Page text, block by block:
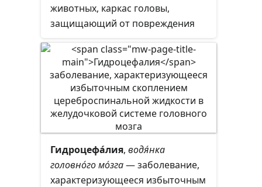
животных, каркас головы,
защищающий от повреждения
служащий местом прикрепления
её мягких тканей. Он
поддерживает структуры лица и
создает защитную полость для
головного мозга и хорошо
защищённые глазницы для глаз.
Гидроцефа́лия, водя́нка
головно́го мо́зга— заболевание,
характеризующееся избыточным